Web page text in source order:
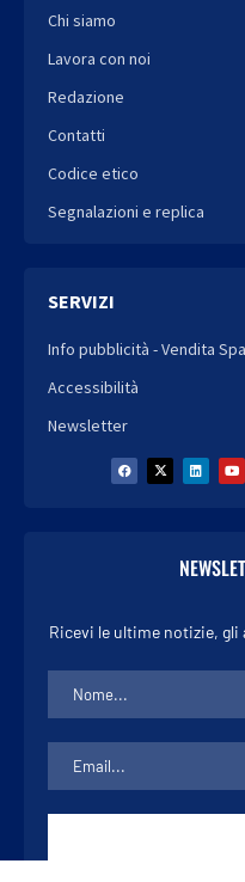
Chi siamo
Lavora con noi
Redazione
Contatti
Codice etico
Segnalazioni e replica
SERVIZI
Info pubblicità - Vendita
Accessibilità
Newsletter
Ricevi le ultime notizie,